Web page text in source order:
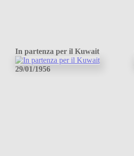
In partenza per il Kuwait
29/01/1956